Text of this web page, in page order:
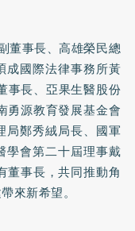
董事長、高雄榮民總
成國際法律事務所黃
事長、亞果生醫股份
勇源教育發展基金會
局鄭秀絨局長、國軍
學會第二十屆理事戴
董事長，共同推動角
來新希望。